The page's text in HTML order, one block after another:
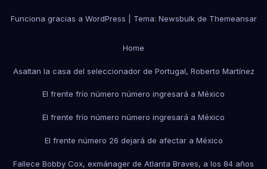
Funciona gracias a WordPress Tema: Newsbulkde Themeansar
Home
Asaltan la casa del seleccionador de Portugal, Roberto Martínez
El frente frío número número ingresará a México
El frente frío número número ingresará a México
El frente número 26 dejará de afectar a México
Fallece Bobby Cox, exmánager de Atlanta Braves, a los 84 años